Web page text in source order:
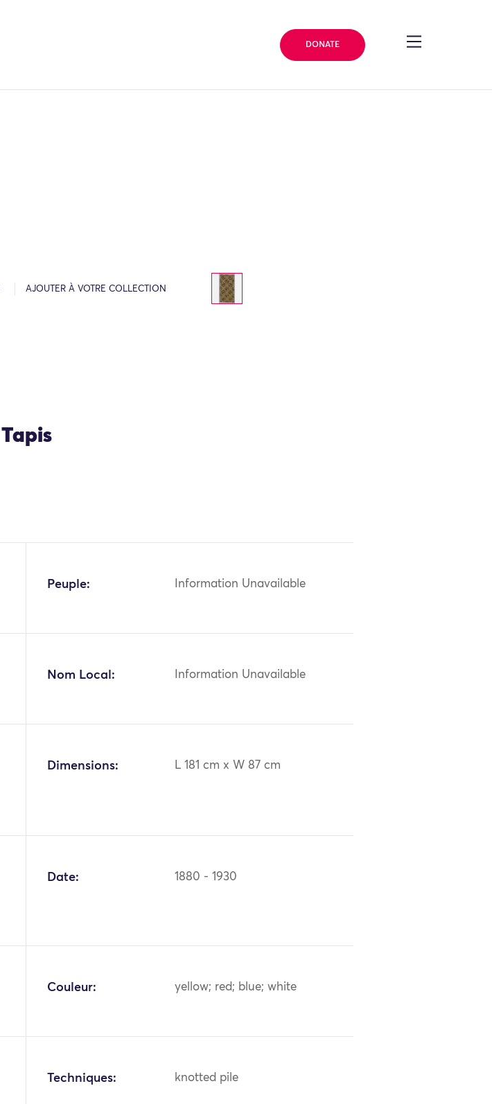
DONATE
AJOUTER À VOTRE COLLECTION
Tapis
Peuple: Information Unavailable
Nom Local: Information Unavailable
Dimensions: L 181 cm x W 87 cm
Date: 1880 - 1930
Couleur: yellow; red; blue; white
Techniques: knotted pile